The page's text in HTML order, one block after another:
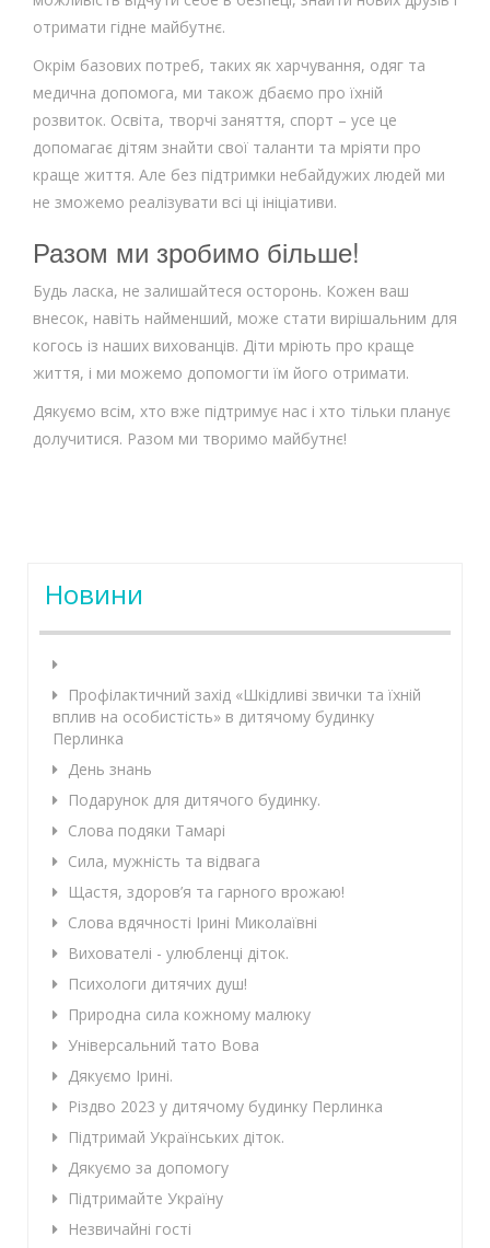
отримати гідне майбутнє.
Окрім базових потреб, таких як харчування, одяг та
медична допомога, ми також дбаємо про їхній
розвиток. Освіта, творчі заняття, спорт – усе це
допомагає дітям знайти свої таланти та мріяти про
краще життя. Але без підтримки небайдужих людей ми
не зможемо реалізувати всі ці ініціативи.
Разом ми зробимо більше!
Будь ласка, не залишайтеся осторонь. Кожен ваш
внесок, навіть найменший, може стати вирішальним для
когось із наших вихованців. Діти мріють про краще
життя, і ми можемо допомогти їм його отримати.
Дякуємо всім, хто вже підтримує нас і хто тільки планує
долучитися. Разом ми творимо майбутнє!
Новини
Профілактичний захід «Шкідливі звички та їхній
вплив на особистість» в дитячому будинку
Перлинка
День знань
Подарунок для дитячого будинку.
Слова подяки Тамарі
Сила, мужність та відвага
Щастя, здоров’я та гарного врожаю!
Слова вдячності Ірині Миколаївні
Вихователі - улюбленці діток.
Психологи дитячих душ!
Природна сила кожному малюку
Універсальний тато Вова
Дякуємо Ірині.
Різдво 2023 у дитячому будинку Перлинка
Підтримай Українських діток.
Дякуємо за допомогу
Підтримайте Україну
Незвичайні гості